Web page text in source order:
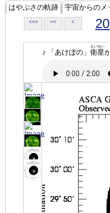
はやぶさの軌跡 宇宙からのメ
<<< << <
♪ 「あけぼの」 衛星
えいせい